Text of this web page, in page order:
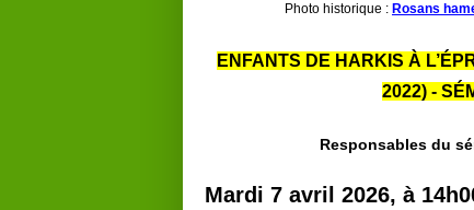
Photo historique : Rosans
ENFANTS DE HARKIS À
2022) -
Responsables du
Mardi 7 avril 2026, à